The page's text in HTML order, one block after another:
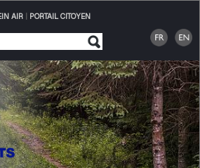
AIR| PORTAIL CITOYEN